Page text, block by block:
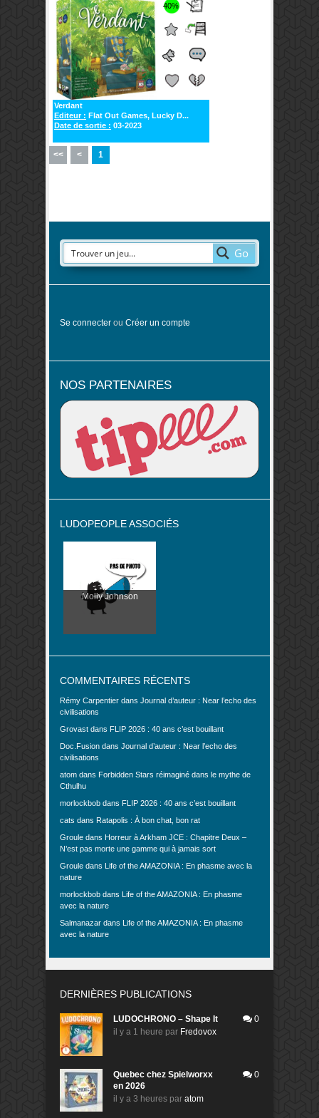
40%
Verdant
Editeur : Flat Out Games, Lucky D...
Date de sortie : 03-2023
<< < 1
Go
Se connecter ou Créer un compte
NOS PARTENAIRES
LUDOPEOPLE ASSOCIÉS
Molly Johnson
COMMENTAIRES RÉCENTS
Rémy Carpentier dans Journal d’auteur : Near l’echo des
civilisations
Grovast dans FLIP 2026 : 40 ans c’est bouillant
Doc.Fusion dans Journal d’auteur : Near l’echo des
civilisations
atom dans Forbidden Stars réimaginé dans le mythe de
Cthulhu
morlockbob dans FLIP 2026 : 40 ans c’est bouillant
cats dans Ratapolis : À bon chat, bon rat
Groule dans Horreur à Arkham JCE : Chapitre Deux –
N’est pas morte une gamme qui à jamais sort
Groule dans Life of the AMAZONIA : En phasme avec la
nature
morlockbob dans Life of the AMAZONIA : En phasme
avec la nature
Salmanazar dans Life of the AMAZONIA : En phasme
avec la nature
DERNIÈRES PUBLICATIONS
LUDOCHRONO – Shape It
il y a 1 heure par Fredovox
0
Quebec chez Spielworxx
en 2026
il y a 3 heures par atom
0